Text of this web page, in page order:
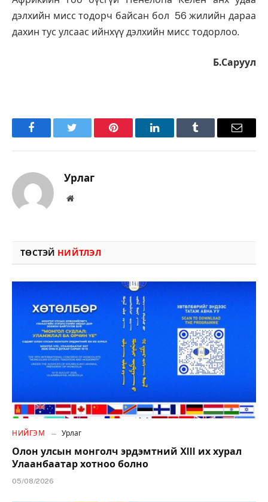
дэлхийн мисс тодорч байсан бол 56 жилийн дараа
дахин тус улсаас ийнхүү дэлхийн мисс тодорлоо.
Б.Саруул
FacebookTwitter Pinterest LinkedInTumblr Имэйл
Урлаг
Вэбсайт
ТӨСТЭЙ НИЙТЛЭЛ
НИЙГЭМ Урлаг
Олон улсын монголч эрдэмтний XIII их хурал
Улаанбаатар хотноо болно
05/08/2026